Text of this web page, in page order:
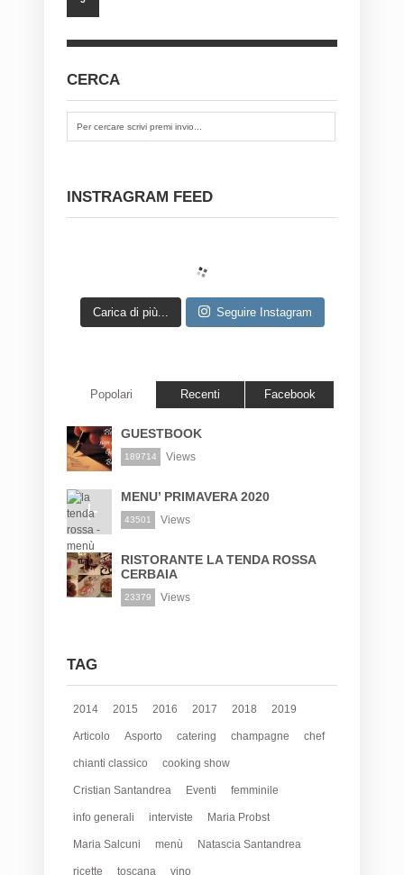
CERCA
INSTRAGRAM FEED
Carica di più... Seguire Instagram
Popolari Recenti Facebook
GUESTBOOK
189714 Views
MENU’ PRIMAVERA 2020
43501 Views
RISTORANTE LA TENDA ROSSA
CERBAIA
23379 Views
TAG
2014 2015 2016 2017 2018 2019
Articolo Asporto catering champagne chef
chianti classico cooking show
Cristian Santandrea Eventi femminile
info generali interviste Maria Probst
Maria Salcuni menù Natascia Santandrea
ricette toscana vino